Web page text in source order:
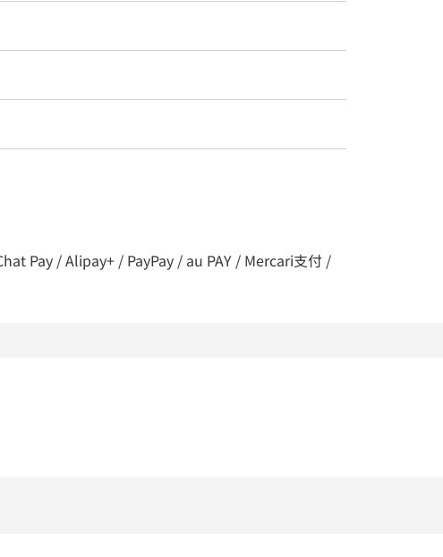
Pay / Alipay+ / PayPay / au PAY / Mercari支付 /